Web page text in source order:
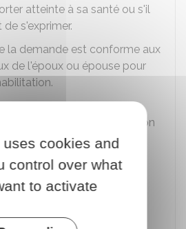
atteinte à sa santé ou s'il
s'exprimer.
la demande est conforme aux
de l'époux ou épouse pour
des conditions et de
judiciaire : représentation
actes particuliers.
décision le jour même de
la décision en délibéré,
autre date pour faire
cookies and
control over what
to activate